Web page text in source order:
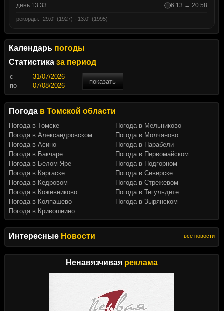
Интересные Новости все новости
Ненавязчивая реклама
день 13:33
6:13 → 20:58
рекорды: -29.0° (1927) · 13.0° (1995)
Календарь погоды
Статистика за период
c
показать
по
Погода в Томской области
Погода в Томске
Погода в Александровском
Погода в Асино
Погода в Бакчаре
Погода в Белом Яре
Погода в Каргаске
Погода в Кедровом
Погода в Кожевниково
Погода в Колпашево
Погода в Кривошеино
Погода в Мельниково
Погода в Молчаново
Погода в Парабели
Погода в Первомайском
Погода в Подгорном
Погода в Северске
Погода в Стрежевом
Погода в Тегульдете
Погода в Зырянском